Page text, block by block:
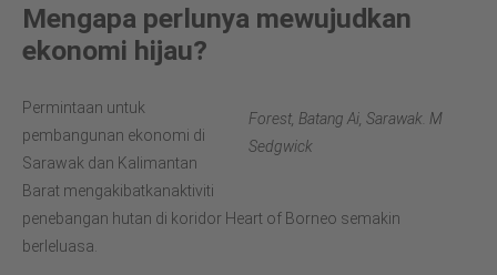
Mengapa perlunya mewujudkan
ekonomi hijau?
Forest, Batang Ai, Sarawak. M
Sedgwick
Permintaan untuk
pembangunan ekonomi di
Sarawak dan Kalimantan
Barat mengakibatkanaktiviti
penebangan hutan di koridor Heart of Borneo semakin
berleluasa.